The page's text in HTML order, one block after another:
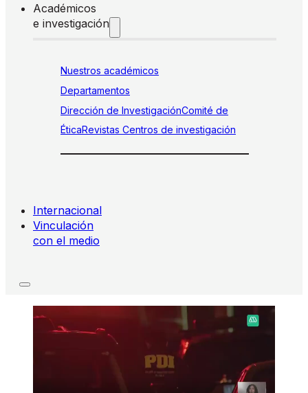
Académicos
e investigación
Nuestros académicos
Departamentos
Dirección de InvestigaciónComité de
ÉticaRevistas Centros de investigación
Internacional
Vinculación
con el medio